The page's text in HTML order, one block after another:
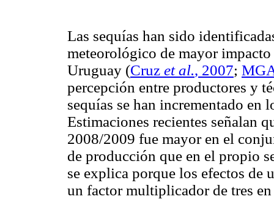
Las sequías han sido
meteorológico de mayor impacto
Uruguay (Cruz et al., 2007;
percepción entre productores y
sequías se han incrementado en
Estimaciones recientes señalan
2008/2009 fue mayor en el
de producción que en el propio
se explica porque los efectos de
un factor multiplicador de tres